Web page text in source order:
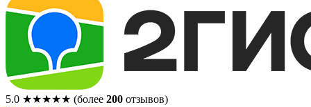
5.0 ★★★★★ (более 200 отзывов)